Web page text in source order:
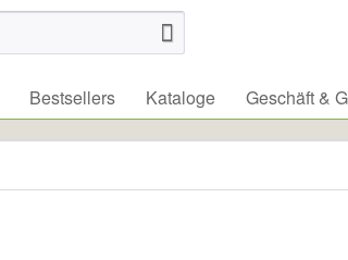
Bestsellers Kataloge Geschäft &